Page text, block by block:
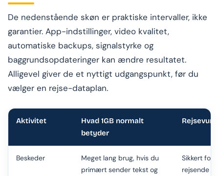
De nedenstående skøn er praktiske intervaller, ikke
garantier. App-indstillinger, video kvalitet,
automatiske backups, signalstyrke og
baggrundsopdateringer kan ændre resultatet.
Alligevel giver de et nyttigt udgangspunkt, før du
vælger en rejse-dataplan.
Aktivitet
Hvad 1GB normalt
betyder
Beskeder
Meget lang brug, hvis du
primært sender tekst og
Sikkert for
rejsende